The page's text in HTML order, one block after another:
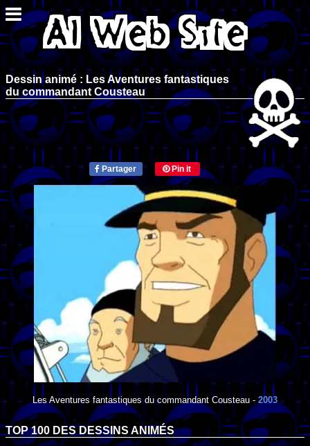
Dessin animé : Les Aventures fantastiques
du commandant Cousteau
Partager Pin it
Les Aventures fantastiques du commandant Cousteau- 2003
TOP 100 DESDESSINS ANIMÉS